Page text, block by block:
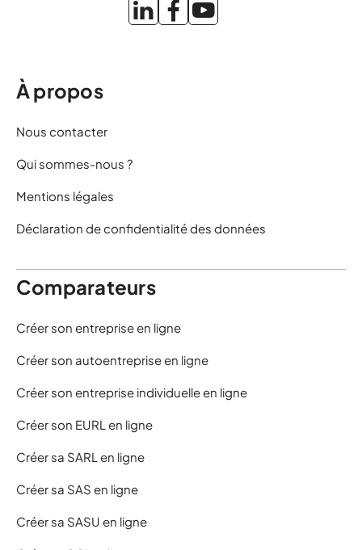
À propos
Nous contacter
Qui sommes-nous ?
Mentions légales
Déclaration de confidentialité des données
Comparateurs
Créer son entreprise en ligne
Créer son autoentreprise en ligne
Créer son entreprise individuelle en ligne
Créer son EURL en ligne
Créer sa SARL en ligne
Créer sa SAS en ligne
Créer sa SASU en ligne